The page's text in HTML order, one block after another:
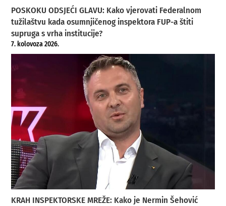
POSKOKU ODSJEĆI GLAVU: Kako vjerovati Federalnom
tužilaštvu kada osumnjičenog inspektora FUP-a štiti
supruga s vrha institucije?
7. kolovoza 2026.
KRAH INSPEKTORSKE MREŽE: Kako je Nermin Šehović